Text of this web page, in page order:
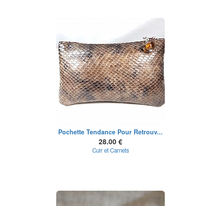
Pochette Tendance Pour Retrouv...
28.00 €
Cuir et Carnets